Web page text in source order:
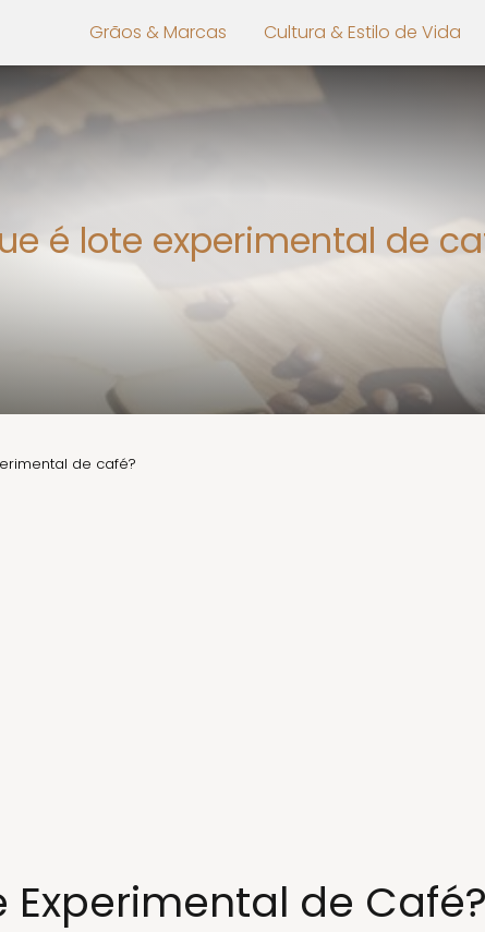
Grãos & Marcas Cultura & Estilo de Vida
é lote experimental de
de café?
Experimental de Café?